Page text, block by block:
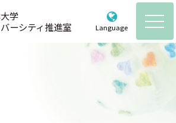
学
ーシティ推進室
Language
本大学ダイバーシティ推進室